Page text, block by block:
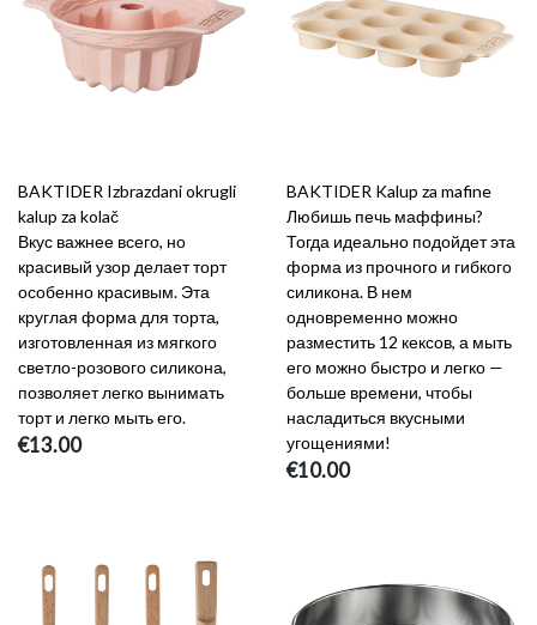
BAKTIDER Izbrazdani okrugli
kalup za kolač
Вкус важнее всего, но
красивый узор делает торт
особенно красивым. Эта
круглая форма для торта,
изготовленная из мягкого
светло-розового силикона,
позволяет легко вынимать
торт и легко мыть его.
€13.00
BAKTIDER Kalup za mafine
Любишь печь маффины?
Тогда идеально подойдет эта
форма из прочного и гибкого
силикона. В нем
одновременно можно
разместить 12 кексов, а мыть
его можно быстро и легко —
больше времени, чтобы
насладиться вкусными
угощениями!
€10.00